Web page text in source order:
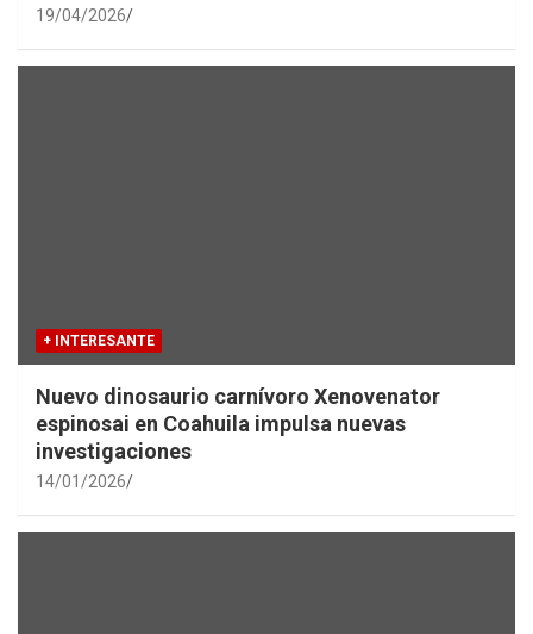
19/04/2026
+ INTERESANTE
Nuevo dinosaurio carnívoro Xenovenator
espinosai en Coahuila impulsa nuevas
investigaciones
14/01/2026